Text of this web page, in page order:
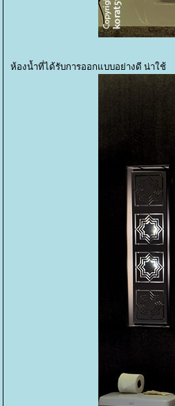
ห้องน้ำที่ได้รับการออกแบบอย่างดี น่าใช้